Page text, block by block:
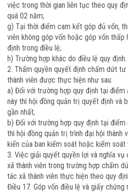
việc trong thời gian liên tục theo quy
quá 02 năm;
g) Tại thời điểm cam kết góp đủ vốn,
viên không góp vốn hoặc góp vốn thấp
định trong điều lệ;
h) Trường hợp khác do điều lệ quy định.
2. Thẩm quyền quyết định chấm dứt tư
thành viên được thực hiện như sau:
a) Đối với trường hợp quy định tại điểm
này thì hội đồng quản trị quyết định và
gần nhất;
b) Đối với trường hợp quy định tại điểm
thì hội đồng quản trị trình đại hội thành
kiến của ban kiểm soát hoặc kiểm soát
3. Việc giải quyết quyền lợi và nghĩa vụ
xã thành viên trong trường hợp chấm
tác xã thành viên thực hiện theo quy
Điều 17. Góp vốn điều lệ và giấy chứng